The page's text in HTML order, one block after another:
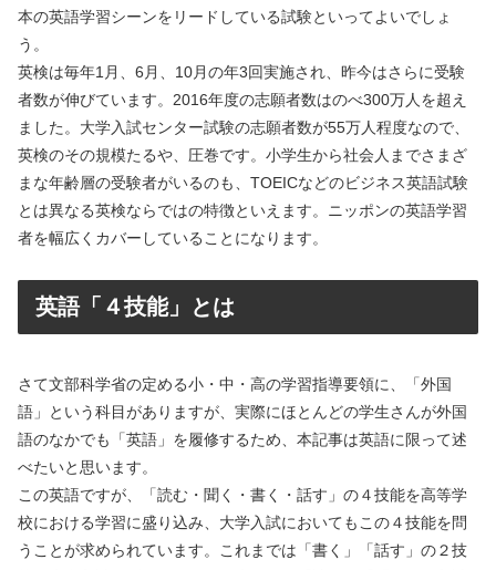
本の英語学習シーンをリードしている試験といってよいでしょ
う。
英検は毎年1月、6月、10月の年3回実施され、昨今はさらに受験
者数が伸びています。2016年度の志願者数はのべ300万人を超え
ました。大学入試センター試験の志願者数が55万人程度なので、
英検のその規模たるや、圧巻です。小学生から社会人までさまざ
まな年齢層の受験者がいるのも、TOEICなどのビジネス英語試験
とは異なる英検ならではの特徴といえます。ニッポンの英語学習
者を幅広くカバーしていることになります。
英語「４技能」とは
さて文部科学省の定める小・中・高の学習指導要領に、「外国
語」という科目がありますが、実際にほとんどの学生さんが外国
語のなかでも「英語」を履修するため、本記事は英語に限って述
べたいと思います。
この英語ですが、「読む・聞く・書く・話す」の４技能を高等学
校における学習に盛り込み、大学入試においてもこの４技能を問
うことが求められています。これまでは「書く」「話す」の２技